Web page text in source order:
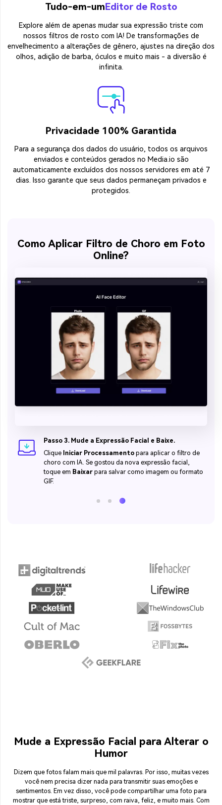
Tudo-em-umEditor de Rosto
Explore além de apenas mudar sua expressão triste com
nossos filtros de rosto com IA! De transformações de
envelhecimento a alterações de gênero, ajustes na direção dos
olhos, adição de barba, óculos e muito mais - a diversão é
infinita.
Privacidade 100% Garantida
Para a segurança dos dados do usuário, todos os arquivos
enviados e conteúdos gerados no Media.io são
automaticamente excluídos dos nossos servidores em até 7
dias. Isso garante que seus dados permaneçam privados e
protegidos.
Como Aplicar Filtro de Choro em Foto
Online?
Passo 3. Mude a Expressão Facial e Baixe.
Clique Iniciar Processamentopara aplicar o filtro de
choro com IA. Se gostou da nova expressão facial,
toque em Baixarpara salvar como imagem ou formato
GIF.
Mude a Expressão Facial para Alterar o
Humor
Dizem que fotos falam mais que mil palavras. Por isso, muitas vezes
você nem precisa dizer nada para transmitir suas emoções e
sentimentos. Em vez disso, você pode compartilhar uma foto para
mostrar que está triste, surpreso, com raiva, feliz, e muito mais. Com